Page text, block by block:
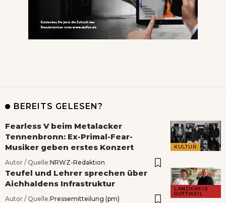
BEREITS GELESEN?
KULTUR
Fearless V beim Metalacker
Tennenbronn: Ex-Primal-Fear-
Musiker geben erstes Konzert
Autor / Quelle:NRWZ-Redaktion
LANDKREIS
ROTTWEIL
Teufel und Lehrer sprechen über
Aichhaldens Infrastruktur
Autor / Quelle:Pressemitteilung (pm)